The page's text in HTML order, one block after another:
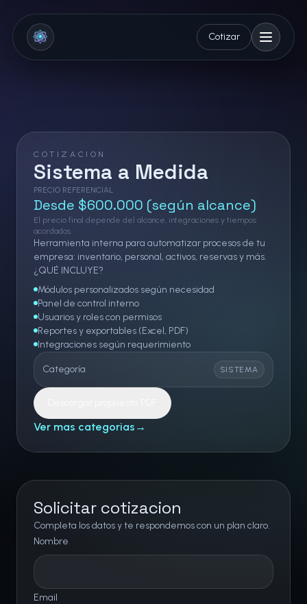
Shop WillyDev
Cotizar
Abrir
COTIZACION
Sistema a Medida
PRECIO REFERENCIAL
Desde $600.000 (según alcance)
El precio final depende del alcance, integraciones y tiempos
acordados.
Herramienta interna para automatizar procesos de tu
empresa: inventario, personal, activos, reservas y más.
¿QUÉ INCLUYE?
Módulos personalizados según necesidad
Panel de control interno
Usuarios y roles con permisos
Reportes y exportables (Excel, PDF)
Integraciones según requerimiento
Categoría SISTEMA
Ver mas categorias →
Solicitar cotizacion
Completa los datos y te respondemos con un plan claro.
Nombre
Email